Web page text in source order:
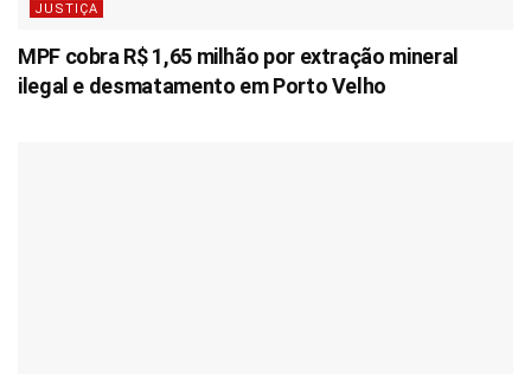
JUSTIÇA
MPF cobra R$ 1,65 milhão por extração mineral
ilegal e desmatamento em Porto Velho